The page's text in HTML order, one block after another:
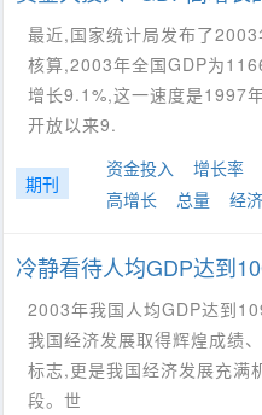
最近,国家统计局发布了
核算,2003年全国GDP为
增长9.1%,这一速度是1997
开放以来9.
期刊
资金投入 增长率
高增长
总量 经济
冷静看待人均GDP达到
2003年我国人均GDP达到
我国经济发展取得辉煌成绩
标志,更是我国经济发展充满
段。世